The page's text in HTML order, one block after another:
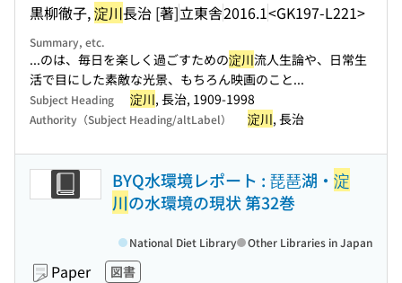
黒柳徹子,淀川長治 [著]立東舎2016.1<GK197-L221>
Summary, etc.
...のは、毎日を楽しく過ごすための淀川流人生論や、日常生
活で目にした素敵な光景、もちろん映画のこと...
Subject Heading 淀川, 長治, 1909-1998
Authority（Subject Heading/altLabel） 淀川, 長治
BYQ水環境レポート : 琵琶湖・ 淀
川の水環境の現状 第32巻
Paper 図書
National Diet Library Other Libraries in Japan